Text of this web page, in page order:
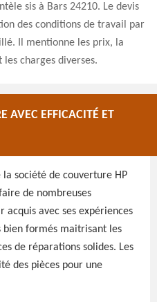
sis à Bars 24210. Le devis
des conditions de travail par
Il mentionne les prix, la
charges diverses.
AVEC EFFICACITÉ ET
la société de couverture HP
de nombreuses
avec ses expériences
bien formés maitrisant les
de réparations solides. Les
des pièces pour une